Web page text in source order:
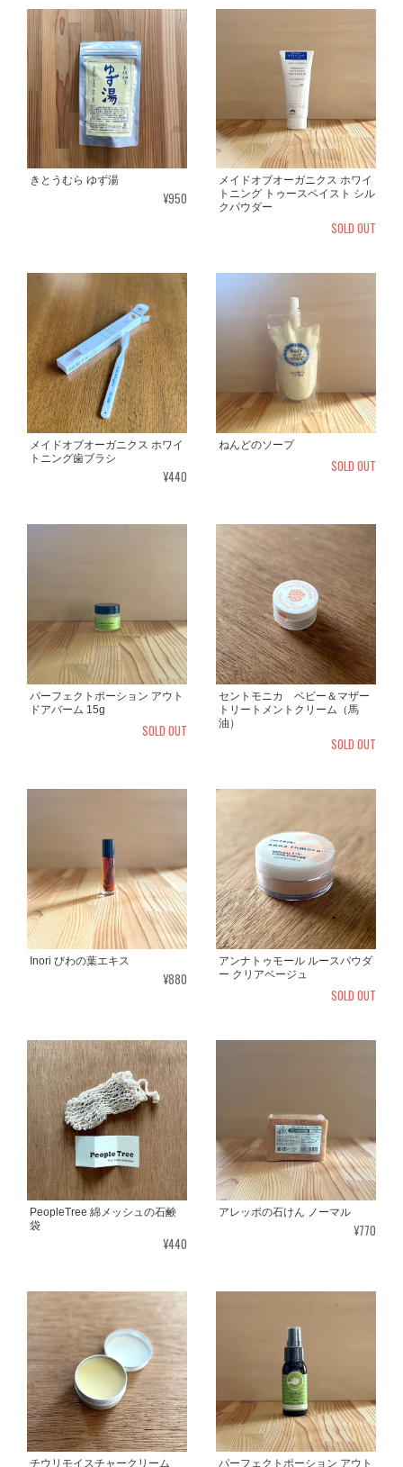
きとうむら ゆず湯
¥950
メイドオブオーガニクス ホワイ
トニング トゥースペイスト シル
クパウダー
SOLD OUT
メイドオブオーガニクス ホワイ
トニング歯ブラシ
¥440
ねんどのソープ
SOLD OUT
パーフェクトポーション アウト
ドアバーム 15g
SOLD OUT
セントモニカ ベビー＆マザー
トリートメントクリーム（馬
油）
SOLD OUT
Inori びわの葉エキス
¥880
アンナトゥモール ルースパウダ
ー クリアベージュ
SOLD OUT
PeopleTree 綿メッシュの石鹸
袋
¥440
アレッポの石けん ノーマル
¥770
チウリモイスチャークリーム パーフェクトポーション アウト